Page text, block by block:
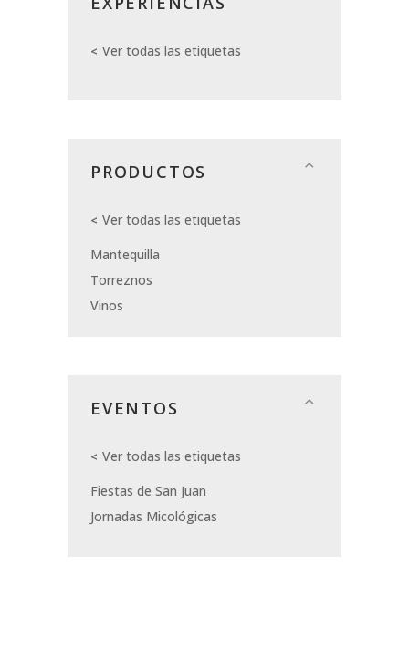
Ver todas las etiquetas
PRODUCTOS
Ver todas las etiquetas
Mantequilla
Torreznos
Vinos
EVENTOS
Ver todas las etiquetas
Fiestas de San Juan
Jornadas Micológicas